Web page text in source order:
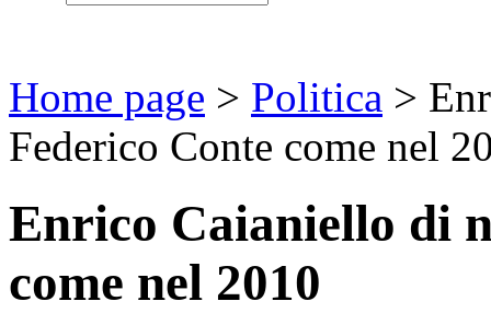
Home page > Politica >
Federico Conte come nel
Enrico Caianiello di
come nel 2010